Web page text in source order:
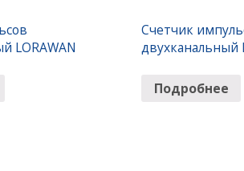
LORAWAN
Счетчик
двухканальный
Подробнее